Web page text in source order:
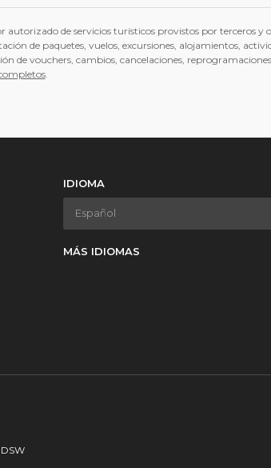
de servicios turísticos provistos por terceros y
de paquetes, vuelos, excursiones, alojamientos,
de vouchers, cambios, cancelaciones,
.
IDIOMA
MÁS IDIOMAS
DSW